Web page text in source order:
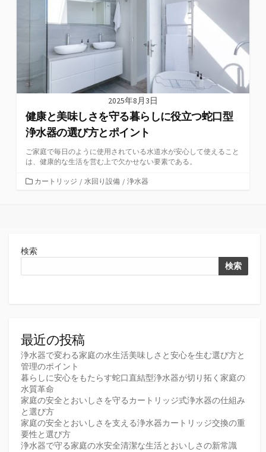
2025年8月3日
健康と美味しさを守る暮らしに役立つ蛇口型
浄水器の選び方とポイント
ご家庭で毎日のように使用されている水道水が安心して使えること
は、健康的な生活を営む上で欠かせない要素である。
カカートリッジ / 水回り設備 / 浄水器
検索
検索
最近の投稿
浄水器で変わる家庭の水生活美味しさと安心を生む選び方と
管理のポイント
暮らしに安心をもたらす蛇口直結型浄水器が切り拓く家庭の
水質革命
家庭の安全とおいしさを守るカートリッジ式浄水器の仕組み
と選び方
家庭の安全とおいしさを支える浄水器カートリッジ交換の重
要性と選び方
浄水器で守る家庭の水安全清潔な生活とおいしさの新常識